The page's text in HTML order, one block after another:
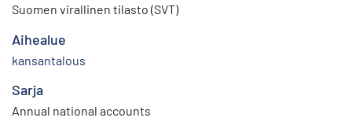
Suomen virallinen tilasto (SVT)
Aihealue
kansantalous
Sarja
Annual national accounts